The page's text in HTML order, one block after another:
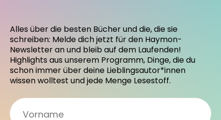
Alles über die besten Bücher und die, die sie
schreiben: Melde dich jetzt für den Haymon-
Newsletter an und bleib auf dem Laufenden!
Highlights aus unserem Programm, Dinge, die du
schon immer über deine Lieblingsautor*innen
wissen wolltest und jede Menge Lesestoff.